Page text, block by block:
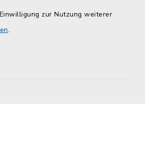
zur Nutzung weiterer
.